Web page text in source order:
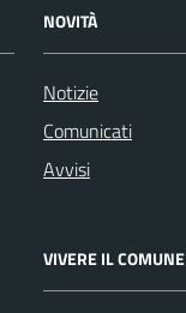
NOVITÀ
Notizie
Comunicati
Avvisi
VIVERE IL COMUNE